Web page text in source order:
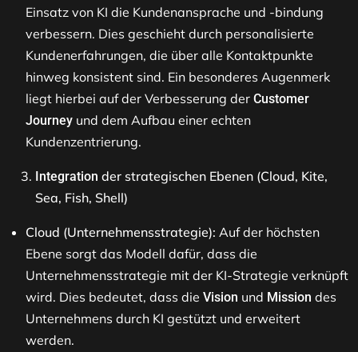
Einsatz von KI die Kundenansprache und -bindung
verbessern. Dies geschieht durch personalisierte
Kundenerfahrungen, die über alle Kontaktpunkte
hinweg konsistent sind. Ein besonderes Augenmerk
liegt hierbei auf der Verbesserung der Customer
Journey und dem Aufbau einer echten
Kundenzentrierung​​.
Integration der strategischen Ebenen (Cloud, Kite,
Sea, Fish, Shell)
Cloud (Unternehmensstrategie): Auf der höchsten
Ebene sorgt das Modell dafür, dass die
Unternehmensstrategie mit der KI-Strategie verknüpft
wird. Dies bedeutet, dass die Vision und Mission des
Unternehmens durch KI gestützt und erweitert
werden.